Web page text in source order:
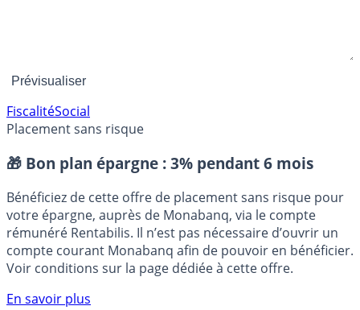
Placement sans risque
🎁 Bon plan épargne : 3% pendant 6 mois
Bénéficiez de cette offre de placement sans risque pour
votre épargne, auprès de Monabanq, via le compte
rémunéré Rentabilis. Il n’est pas nécessaire d’ouvrir un
Voir conditions sur la page dédiée à cette offre.